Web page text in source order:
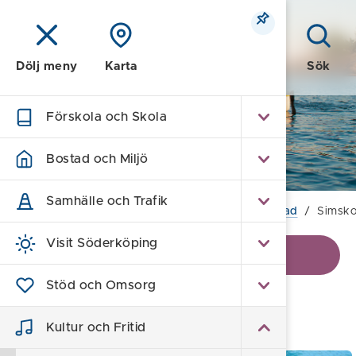
Meny Sök
Dölj meny Karta
Förskola och Skola
Bostad och Miljö
Samhälle och Trafik
Visit Söderköping
Stöd och Omsorg
Kultur och Fritid
Kultur och Fritid
Hem Bad /
Simskola